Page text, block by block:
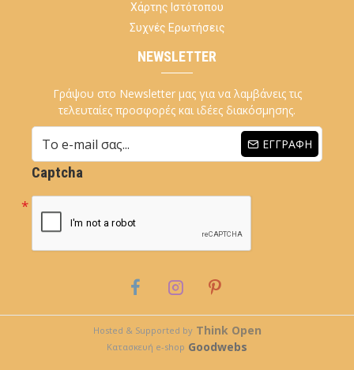
Χάρτης Ιστότοπου
Συχνές Ερωτήσεις
NEWSLETTER
Γράψου στο Newsletter μας για να λαμβάνεις τις
τελευταίες προσφορές και ιδέες διακόσμησης.
ΕΓΓΡΑΦΉ
Captcha
Hosted & Supported by Think Open
Κατασκευή e-shop Goodwebs